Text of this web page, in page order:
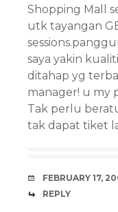
Shopping Mall
utk tayangan
saya yakin
ditahap yg
manager! u my
Tak perlu
tak dapat tiket
FEBRUARY 17,
REPLY